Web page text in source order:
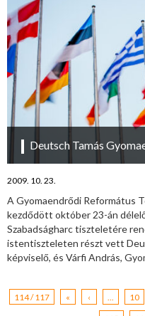
Deutsch Tamás
2009. 10. 23.
A Gyomaendrődi Református
kezdődött október 23-án
Szabadságharc tiszteletére
istentiszteleten részt vett
képviselő, és Várfi András,
114 / 117 « ‹ 10